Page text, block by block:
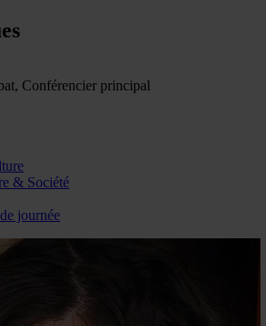
Conférencier principal
& Société
journée